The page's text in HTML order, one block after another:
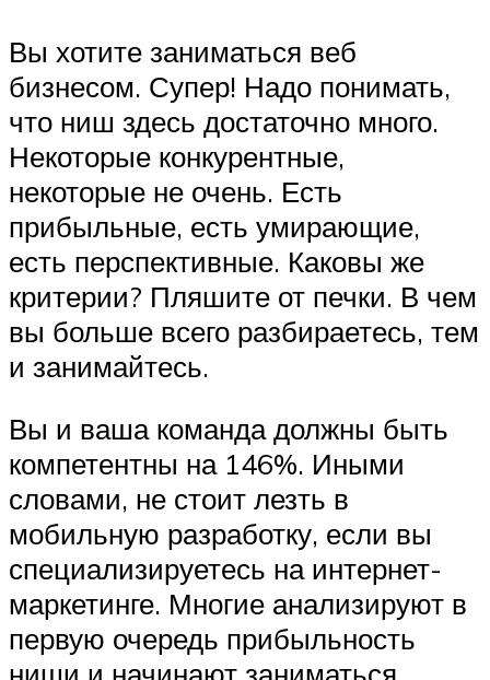
Вы хотите заниматься веб
бизнесом. Супер! Надо понимать,
что ниш здесь достаточно много.
Некоторые конкурентные,
некоторые не очень. Есть
прибыльные, есть умирающие,
есть перспективные. Каковы же
критерии? Пляшите от печки. В чем
вы больше всего разбираетесь, тем
и занимайтесь.
Вы и ваша команда должны быть
компетентны на 146%. Иными
словами, не стоит лезть в
мобильную разработку, если вы
специализируетесь на интернет-
маркетинге. Многие анализируют в
первую очередь прибыльность